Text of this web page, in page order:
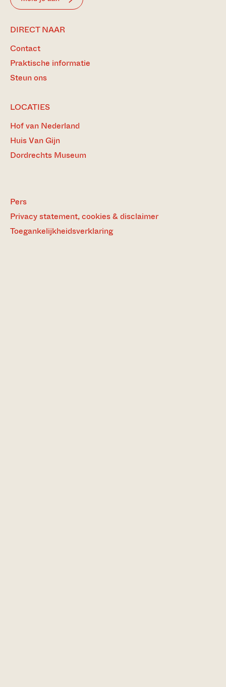
DIRECT NAAR
Contact
Praktische informatie
Steun ons
LOCATIES
Hof van Nederland
Huis Van Gijn
Dordrechts Museum
Pers
Privacy statement, cookies & disclaimer
Toegankelijkheidsverklaring